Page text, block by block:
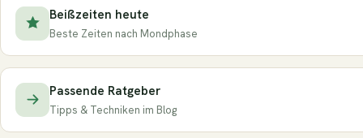
Beißzeiten heute
Beste Zeiten nach Mondphase
Passende Ratgeber
Tipps & Techniken im Blog